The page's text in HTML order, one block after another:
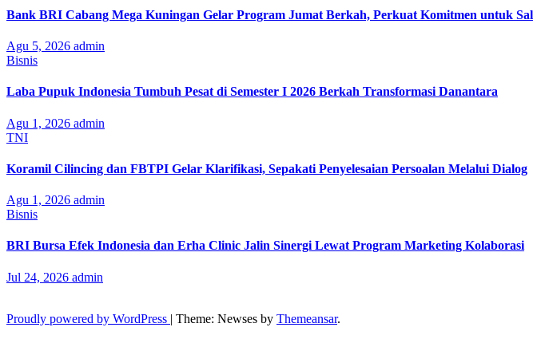
Bank BRI Cabang Mega Kuningan Gelar Program Jumat Berkah, Perkuat Komitmen untuk
Agu 5, 2026 admin
Bisnis
Laba Pupuk Indonesia Tumbuh Pesat di Semester I 2026 Berkah Transformasi Danantara
Agu 1, 2026 admin
TNI
Koramil Cilincing dan FBTPI Gelar Klarifikasi, Sepakati Penyelesaian Persoalan Melalui Dialog
Agu 1, 2026 admin
Bisnis
BRI Bursa Efek Indonesia dan Erha Clinic Jalin Sinergi Lewat Program Marketing Kolaborasi
Jul 24, 2026 admin
Proudly powered by WordPress | Theme: Newses by Themeansar.